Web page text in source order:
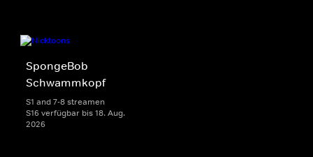
SpongeBob
Schwammkopf
S1 and 7-8 streamen
S16 verfügbar bis 18. Aug.
2026